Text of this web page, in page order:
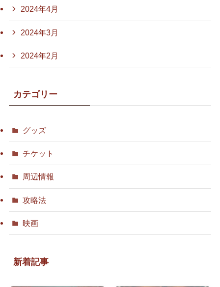
2024年4月
2024年3月
2024年2月
カテゴリー
グッズ
チケット
周辺情報
攻略法
映画
新着記事